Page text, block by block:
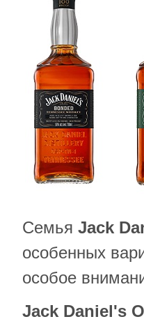
Семья Jack
особенных
особое
Jack Daniel's